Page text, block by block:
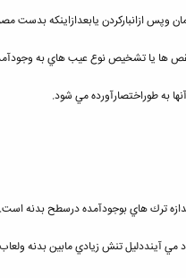
ازانباركردن يابعدازاينكه بدست
ها يا تشخيص نوع عيب هاي به
به طوراختصارآورده مي شود.
ترك هاي بوجودآمده درسطح بدنه
آينددليل تنش زيادي مابين بدنه